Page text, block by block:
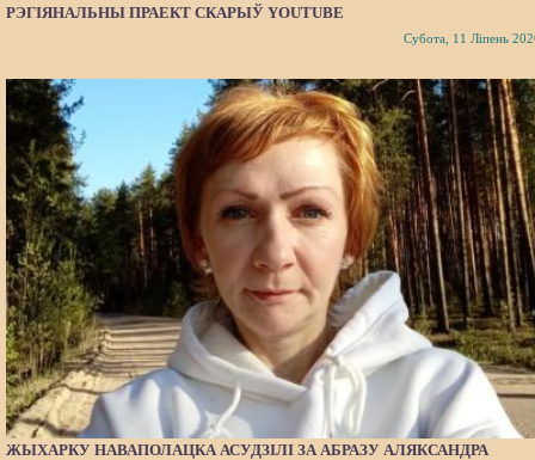
РЭГІЯНАЛЬНЫ ПРАЕКТ СКАРЫЎ YOUTUBE
Субота, 11 Ліпень
ЖЫХАРКУ НАВАПОЛАЦКА АСУДЗІЛІ ЗА АБРАЗУ АЛЯКСАНДРА